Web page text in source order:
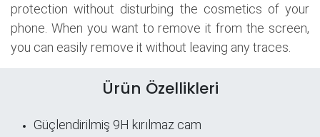
protection without disturbing the cosmetics of your
phone. When you want to remove it from the screen,
you can easily remove it without leaving any traces.
Ürün Özellikleri
Güçlendirilmiş 9H kırılmaz cam